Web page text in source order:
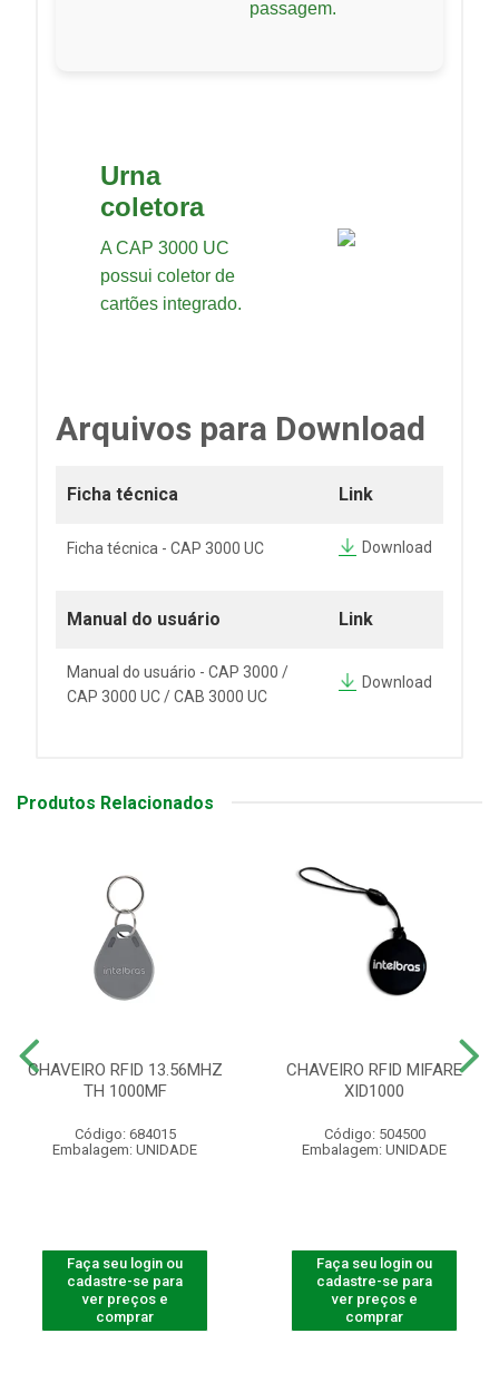
passagem.
Urna
coletora
A CAP 3000 UC
possui coletor de
cartões integrado.
Arquivos para Download
Ficha técnica Link
Ficha técnica - CAP 3000 UC Download
Manual do usuário Link
Manual do usuário - CAP 3000 /
CAP 3000 UC / CAB 3000 UC
Download
Produtos Relacionados
CHAVEIRO RFID 13.56MHZ
TH 1000MF
Código: 684015
Embalagem: UNIDADE
Faça seu login ou
cadastre-se para
ver preços e
comprar
CHAVEIRO RFID MIFARE
XID1000
Código: 504500
Embalagem: UNIDADE
Faça seu login ou
cadastre-se para
ver preços e
comprar